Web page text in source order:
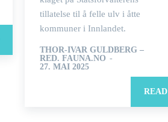
tillatelse til å felle ulv i åtte
kommuner i Innlandet.
THOR-IVAR GULDBERG –
RED. FAUNA.NO -
27. MAI 2025
READ